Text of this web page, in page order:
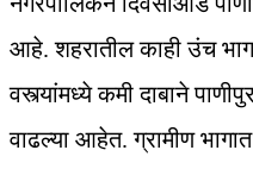
आहे. शहरातील काही उंच
वस्त्यांमध्ये कमी दाबाने
वाढल्या आहेत. ग्रामीण